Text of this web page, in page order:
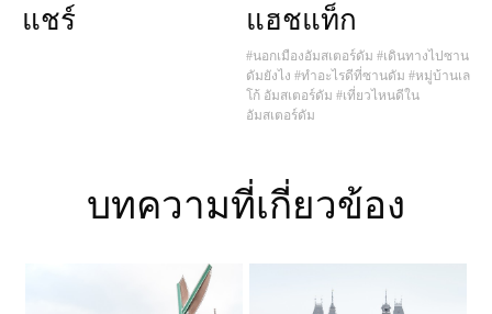
แชร์ แฮชแท็ก
#นอกเมืองอัมสเตอร์ดัม #เดินทางไปซาน
ดัมยังไง #ทำอะไรดีที่ซานดัม #หมู่บ้านเล
โก้ อัมสเตอร์ดัม #เที่ยวไหนดีใน
อัมสเตอร์ดัม
บทความที่เกี่ยวข้อง